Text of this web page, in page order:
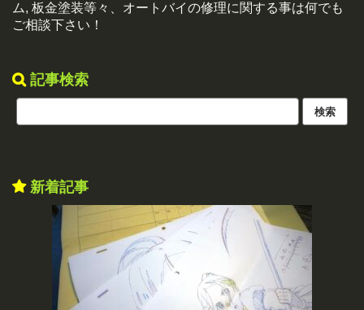
ム, 板金塗装等々、オートバイの修理に関する事は何でも
ご相談下さい！
記事検索
新着記事